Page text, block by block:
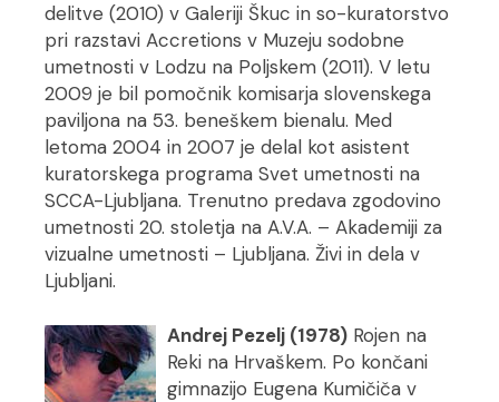
delitve (2010) v Galeriji Škuc in so-kuratorstvo
pri razstavi Accretions v Muzeju sodobne
umetnosti v Lodzu na Poljskem (2011). V letu
2009 je bil pomočnik komisarja slovenskega
paviljona na 53. beneškem bienalu. Med
letoma 2004 in 2007 je delal kot asistent
kuratorskega programa Svet umetnosti na
SCCA-Ljubljana. Trenutno predava zgodovino
umetnosti 20. stoletja na A.V.A. – Akademiji za
vizualne umetnosti – Ljubljana. Živi in dela v
Ljubljani.
Andrej Pezelj (1978) Rojen na
Reki na Hrvaškem. Po končani
gimnazijo Eugena Kumičiča v